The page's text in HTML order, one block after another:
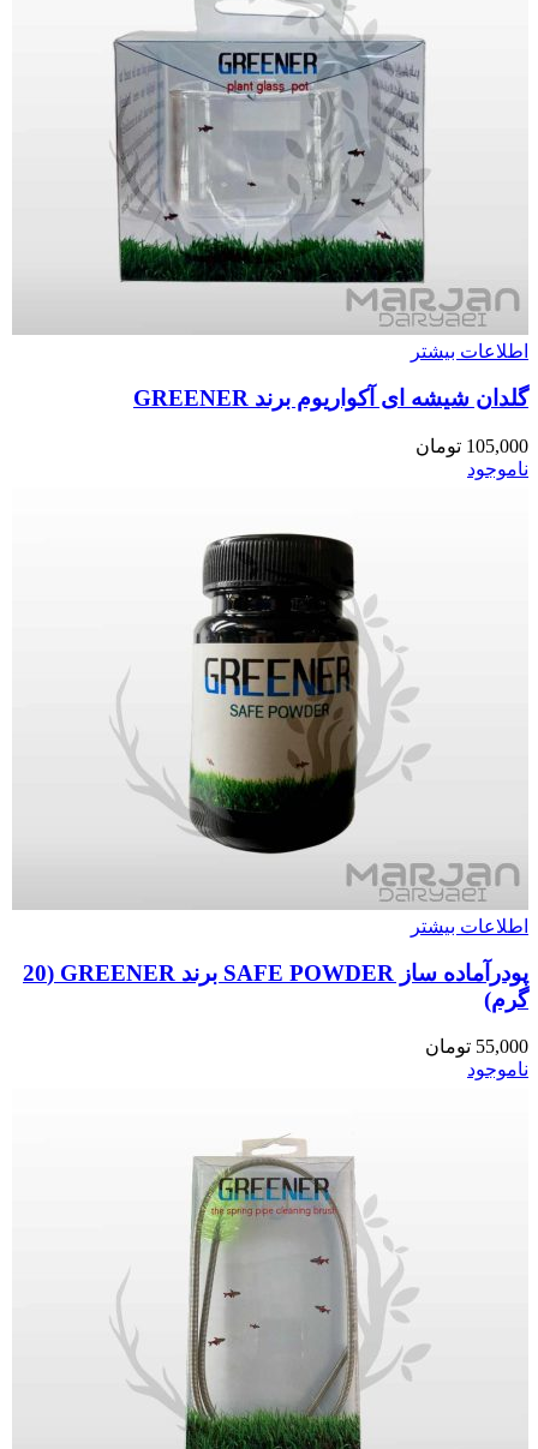
اطلاعات بیشتر
گلدان شیشه ای آکواریوم برند GREENER
105,000 تومان
ناموجود
اطلاعات بیشتر
پودرآماده ساز SAFE POWDER برند GREENER (20
گرم)
55,000 تومان
ناموجود